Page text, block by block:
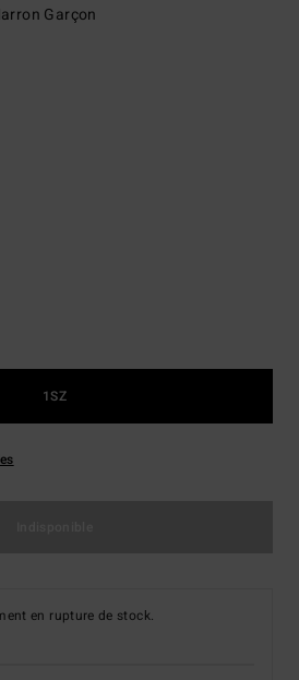
Garçon
1SZ
en rupture de stock.